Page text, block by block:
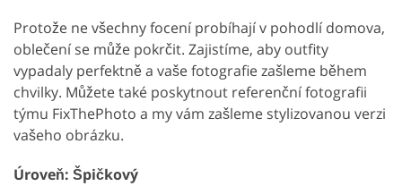
Protože ne všechny focení probíhají v pohodlí domova,
oblečení se může pokrčit. Zajistíme, aby outfity
vypadaly perfektně a vaše fotografie zašleme během
chvilky. Můžete také poskytnout referenční fotografii
týmu FixThePhoto a my vám zašleme stylizovanou verzi
vašeho obrázku.
Úroveň: Špičkový